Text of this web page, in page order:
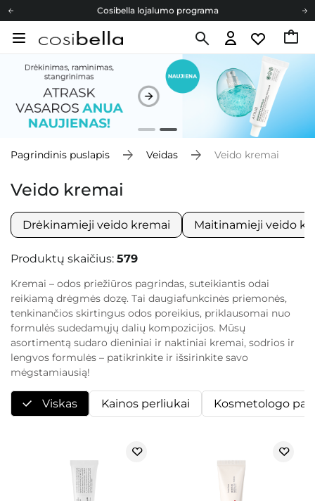
Cosibella lojalumo programa
Nemokamas pristatymas nuo 40,00 €
Cosibella lojalumo programa
Nemokamas pristatymas nuo 40,00 €
Dovanų Kortelės
Pagrindinis puslapis Veidas Veido kremai
Veido kremai
Drėkinamieji veido kremai Maitinamieji veido
Produktų skaičius: 579
Kremai – odos priežiūros pagrindas, suteikiantis odai
reikiamą drėgmės dozę. Tai daugiafunkcinės priemonės,
tenkinančios skirtingus odos poreikius, priklausomai nuo
formulės sudedamųjų dalių kompozicijos. Mūsų
asortimentą sudaro dieniniai ir naktiniai kremai, sodrios ir
lengvos formulės – patikrinkite ir išsirinkite savo
mėgstamiausią!
Viskas Kainos perliukai Kosmetologo